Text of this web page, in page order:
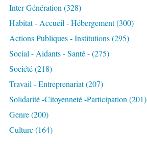
Inter Génération (328)
Habitat - Accueil - Hébergement(300)
Actions Publiques - Institutions(295)
Social - Aidants - Santé -(275)
Société(218)
Travail - Entreprenariat(207)
Solidarité -citoyenneté -participation (201)
Genre(200)
Culture(164)